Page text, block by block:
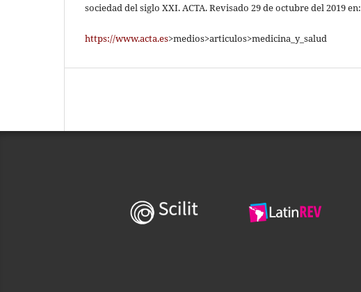
sociedad del siglo XXI. ACTA. Revisado 29 de octubre del 2019 en:
https://www.acta.es>medios>articulos>medicina_y_salud